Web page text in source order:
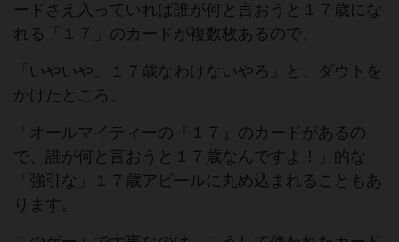
ードさえ入っていれば誰が何と言おうと１７歳にな
れる「１７」のカードが複数枚あるので、
「いやいや、１７歳なわけないやろ」と、ダウトを
かけたところ、
「オールマイティーの『１７』のカードがあるの
で、誰が何と言おうと１７歳なんですよ！」的な
「強引な」１７歳アピールに丸め込まれることもあ
ります。